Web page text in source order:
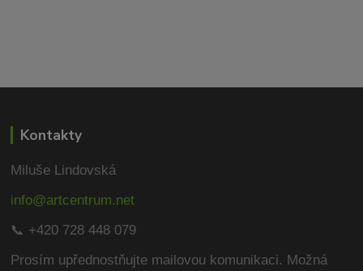
Kontakty
Miluše Lindovská
info@artcentrum.net
📞 +420 728 448 079
Prosím upřednostňujte mailovou komunikaci. Možná